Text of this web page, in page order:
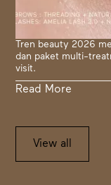
Tren beauty 2026
dan paket multi-
visit.
Read More
View all